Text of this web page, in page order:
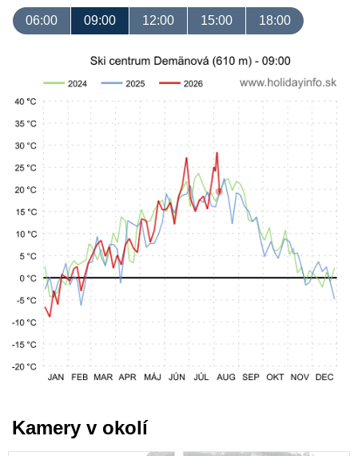
06:00 09:00 12:00 15:00 18:00
Kamery v okolí